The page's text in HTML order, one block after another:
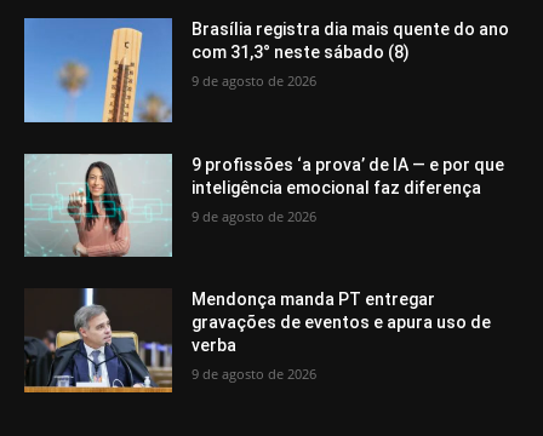
Brasília registra dia mais quente do ano
com 31,3° neste sábado (8)
9 de agosto de 2026
9 profissões ‘a prova’ de IA — e por que
inteligência emocional faz diferença
9 de agosto de 2026
Mendonça manda PT entregar
gravações de eventos e apura uso de
verba
9 de agosto de 2026